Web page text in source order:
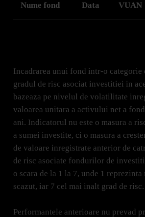
Nume fond Data VUAN
Incadrarea unui fond intr-o categorie
gradul de risc asociat investitiei in
bazeaza pe nivelul de volatilitate
valoarea unitara a activului net a
ani. Indicatorul nu este o masura a
a sumei investite, ci o masura a
de valoare inregistrate anterior de
de risc asociate fondurilor de
o scara de la 1 la 7, unde 1
scazut, iar 7 cel mai inalt grad de risc.
Performantele anterioare nu prevad